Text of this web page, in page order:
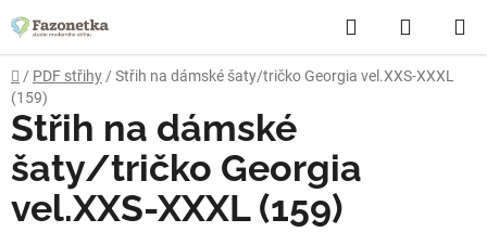
to
content
Search
CART
Home
/ PDF střihy / Střih na dámské šaty/tričko Georgia vel.XXS-XXXL
(159)
Střih na dámské
šaty/tričko Georgia
vel.XXS-XXXL (159)